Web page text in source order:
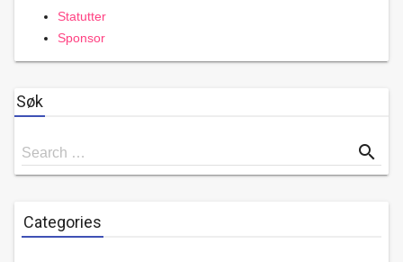
Statutter
Sponsor
Søk
Search
for
Search … search
Categories